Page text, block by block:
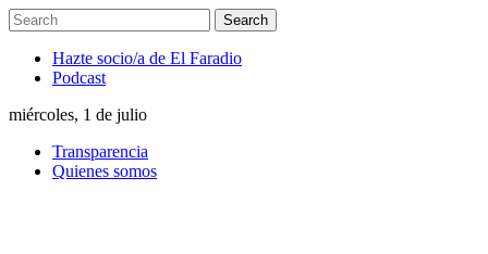
Hazte socio/a de El Faradio
Podcast
miércoles, 1 de julio
Transparencia
Quienes somos